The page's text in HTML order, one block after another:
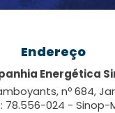
Endereço
Energética
nº 684,
78.556-024 - Sinop-